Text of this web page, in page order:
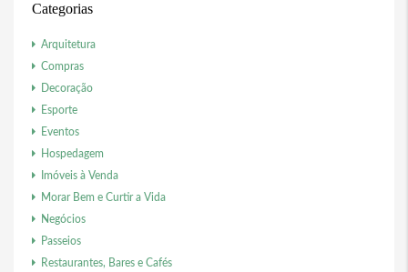
Categorias
Arquitetura
Compras
Decoração
Esporte
Eventos
Hospedagem
Imóveis à Venda
Morar Bem e Curtir a Vida
Negócios
Passeios
Restaurantes, Bares e Cafés